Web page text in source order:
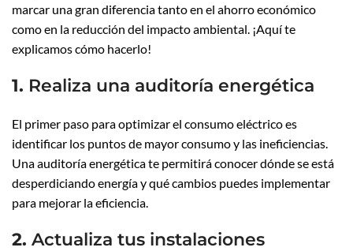
marcar una gran diferencia tanto en el ahorro económico
como en la reducción del impacto ambiental. ¡Aquí te
explicamos cómo hacerlo!
1. Realiza una auditoría energética
El primer paso para optimizar el consumo eléctrico es
identificar los puntos de mayor consumo y las ineficiencias.
Una auditoría energética te permitirá conocer dónde se está
desperdiciando energía y qué cambios puedes implementar
para mejorar la eficiencia.
2. Actualiza tus instalaciones